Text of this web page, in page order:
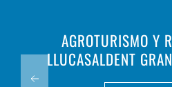
AGROTURISMO Y
LLUCASALDENT